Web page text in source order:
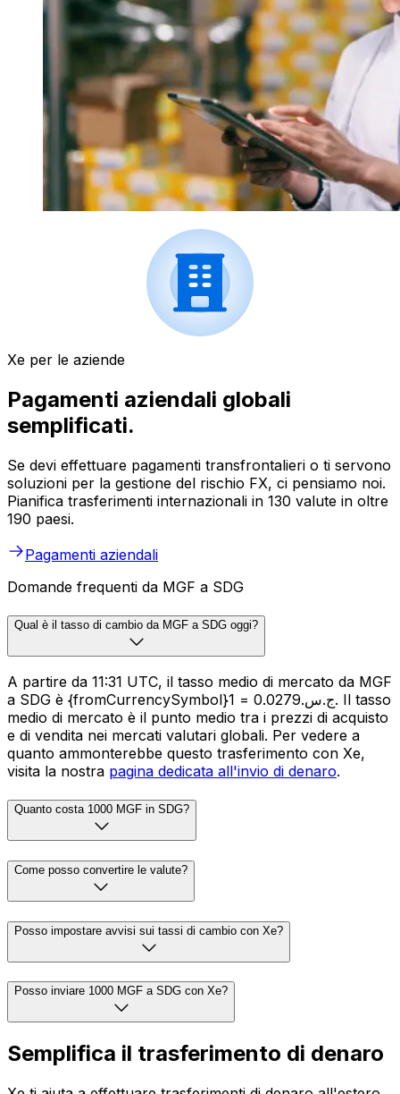
Xe per le aziende
Pagamenti aziendali globali
semplificati.
Se devi effettuare pagamenti transfrontalieri o ti servono
soluzioni per la gestione del rischio FX, ci pensiamo noi.
Pianifica trasferimenti internazionali in 130 valute in oltre
190 paesi.
Pagamenti aziendali
Domande frequenti da MGF a SDG
Qual è il tasso di cambio da MGF a SDG oggi?
A partire da 11:31 UTC, il tasso medio di mercato da MGF
a SDG è {fromCurrencySymbol}1 = ج.س.0.0279. Il tasso
medio di mercato è il punto medio tra i prezzi di acquisto
e di vendita nei mercati valutari globali. Per vedere a
quanto ammonterebbe questo trasferimento con Xe,
visita la nostra pagina dedicata all'invio di denaro.
Quanto costa 1000 MGF in SDG?
Come posso convertire le valute?
Posso impostare avvisi sui tassi di cambio con Xe?
Posso inviare 1000 MGF a SDG con Xe?
Semplifica il trasferimento di denaro